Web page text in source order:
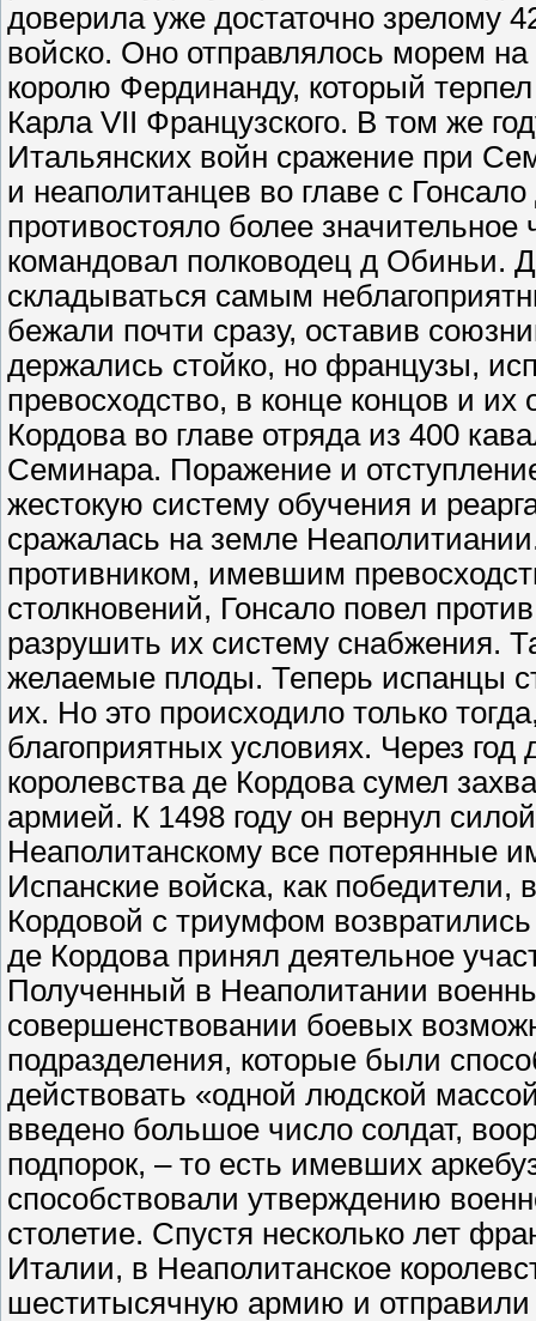
доверила уже достаточно зрелому
войско. Оно отправлялось морем
королю Фердинанду, который
Карла VII Французского. В том же
Итальянских войн сражение при
и неаполитанцев во главе с
противостояло более
командовал полководец д Обиньи.
складываться самым
бежали почти сразу, оставив
держались стойко, но французы,
превосходство, в конце концов и их
Кордова во главе отряда из 400
Семинара. Поражение и
жестокую систему обучения и
сражалась на земле
противником, имевшим
столкновений, Гонсало повел
разрушить их систему снабжения.
желаемые плоды. Теперь испанцы
их. Но это происходило только
благоприятных условиях. Через
королевства де Кордова сумел
армией. К 1498 году он вернул
Неаполитанскому все потерянные
Испанские войска, как
Кордовой с триумфом
де Кордова принял деятельное
Полученный в Неаполитании
совершенствовании боевых
подразделения, которые были
действовать «одной людской
введено большое число солдат,
подпорок, – то есть имевших
способствовали утверждению
столетие. Спустя несколько лет
Италии, в Неаполитанское
шеститысячную армию и